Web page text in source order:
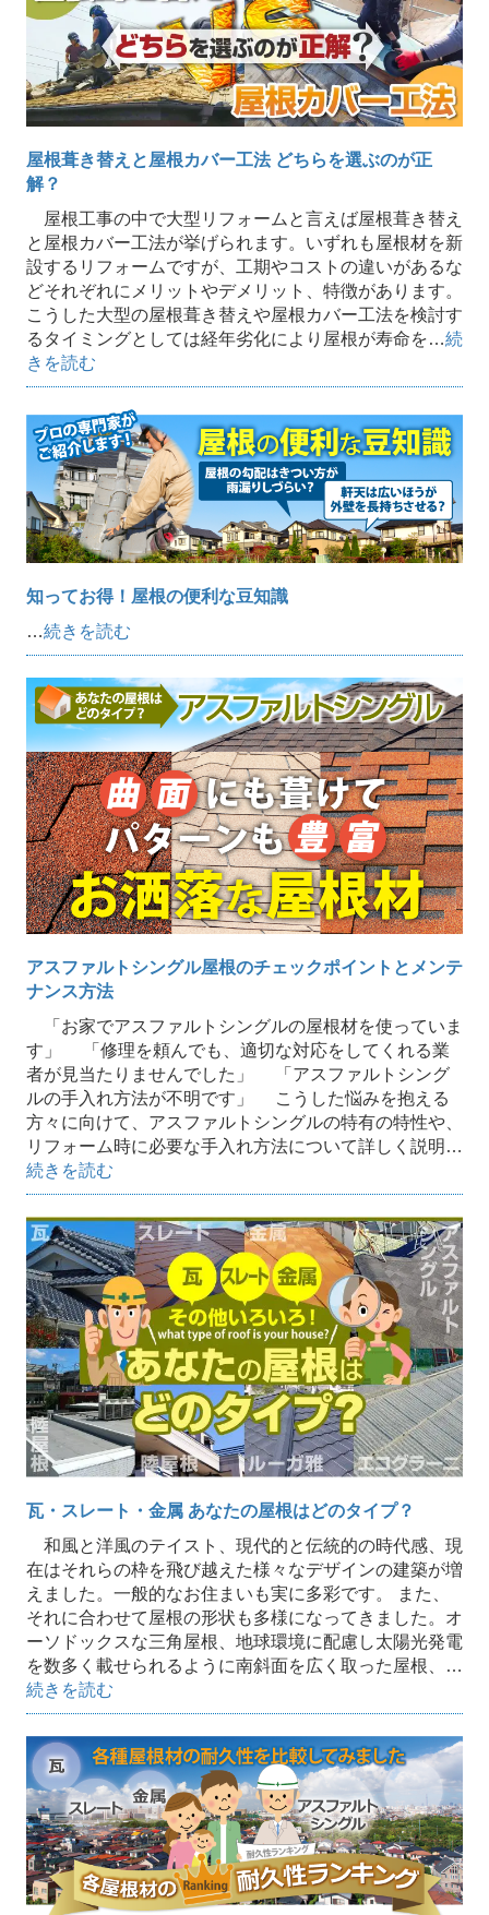
屋根葺き替えと屋根カバー工法 どちらを選ぶのが正
解？
屋根工事の中で大型リフォームと言えば屋根葺き替え
と屋根カバー工法が挙げられます。いずれも屋根材を新
設するリフォームですが、工期やコストの違いがあるな
どそれぞれにメリットやデメリット、特徴があります。
こうした大型の屋根葺き替えや屋根カバー工法を検討す
るタイミングとしては経年劣化により屋根が寿命を…続
きを読む
知ってお得！屋根の便利な豆知識
…続きを読む
アスファルトシングル屋根のチェックポイントとメンテ
ナンス方法
「お家でアスファルトシングルの屋根材を使っていま
す」 「修理を頼んでも、適切な対応をしてくれる業
者が見当たりませんでした」 「アスファルトシング
ルの手入れ方法が不明です」 こうした悩みを抱える
方々に向けて、アスファルトシングルの特有の特性や、
リフォーム時に必要な手入れ方法について詳しく説明…
続きを読む
瓦・スレート・金属 あなたの屋根はどのタイプ？
和風と洋風のテイスト、現代的と伝統的の時代感、現
在はそれらの枠を飛び越えた様々なデザインの建築が増
えました。一般的なお住まいも実に多彩です。 また、
それに合わせて屋根の形状も多様になってきました。オ
ーソドックスな三角屋根、地球環境に配慮し太陽光発電
を数多く載せられるように南斜面を広く取った屋根、…
続きを読む